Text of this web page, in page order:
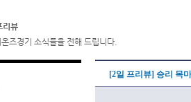
리뷰
즈경기 소식들을 전해 드립니다.
[2일 프리뷰] 승리 목